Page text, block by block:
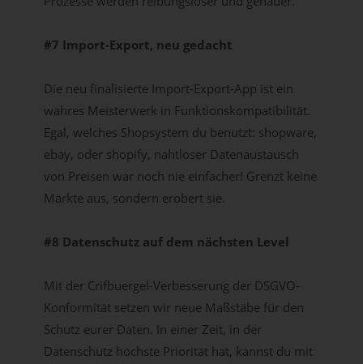
#7 Import-Export, neu gedacht
Die neu finalisierte Import-Export-App ist ein
wahres Meisterwerk in Funktionskompatibilität.
Egal, welches Shopsystem du benutzt: shopware,
ebay, oder shopify, nahtloser Datenaustausch
von Preisen war noch nie einfacher! Grenzt keine
Märkte aus, sondern erobert sie.
#8 Datenschutz auf dem nächsten Level
Mit der Crifbuergel-Verbesserung der DSGVO-
Konformität setzen wir neue Maßstäbe für den
Schutz eurer Daten. In einer Zeit, in der
Datenschutz höchste Priorität hat, kannst du mit